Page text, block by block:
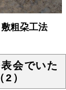
粗朶工法
会でいた
）